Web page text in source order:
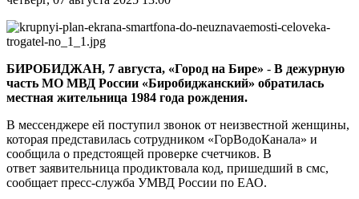
от
сотрудников
«Водоканала»
БИРОБИДЖАН, 7 августа, «Город на Бире» - В дежурную
часть МО МВД России «Биробиджанский» обратилась
местная жительница 1984 года рождения.
В мессенджере ей поступил звонок от неизвестной женщины,
которая представилась сотрудником «ГорВодоКанала» и
сообщила о предстоящей проверке счетчиков. В
ответ заявительница продиктовала код, пришедший в смс,
сообщает пресс-служба УМВД России по ЕАО.